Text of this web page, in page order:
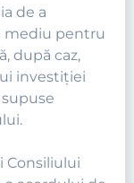
de a
mediu pentru
după caz,
investiţiei
Consiliului